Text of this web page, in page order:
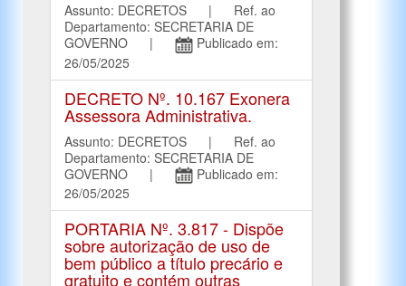
Assunto: DECRETOS | Ref. ao
Departamento: SECRETARIA DE
GOVERNO |
Publicado em:
26/05/2025
DECRETO Nº. 10.167 Exonera
Assessora Administrativa.
Assunto: DECRETOS | Ref. ao
Departamento: SECRETARIA DE
GOVERNO |
Publicado em:
26/05/2025
PORTARIA Nº. 3.817 - Dispõe
sobre autorização de uso de
bem público a título precário e
gratuito e contém outras